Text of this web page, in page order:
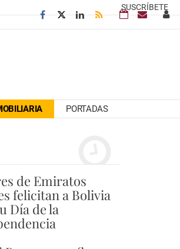
SUSCRÍBETE
PORTADAS
de Emiratos
felicitan a Bolivia
Día de la